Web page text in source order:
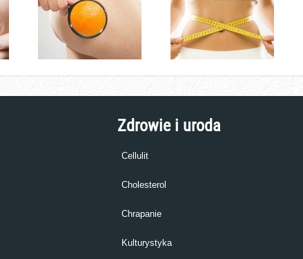
Zdrowie i uroda
Cellulit
Cholesterol
Chrapanie
Kulturystyka